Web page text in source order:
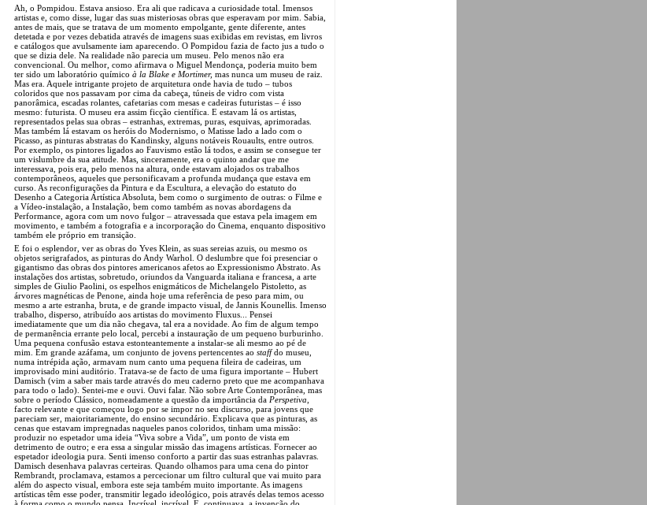
Ah, o Pompidou. Estava ansioso. Era ali que radicava a curiosidade total. Imensos
artistas e, como disse, lugar das suas misteriosas obras que esperavam por mim. Sabia,
antes de mais, que se tratava de um momento empolgante, gente diferente, antes
detetada e por vezes debatida através de imagens suas exibidas em revistas, em livros
e catálogos que avulsamente iam aparecendo. O Pompidou fazia de facto jus a tudo o
que se dizia dele. Na realidade não parecia um museu. Pelo menos não era
convencional. Ou melhor, como afirmava o Miguel Mendonça, poderia muito bem
ter sido um laboratório químico à la Blake e Mortimer, mas nunca um museu de raiz.
Mas era. Aquele intrigante projeto de arquitetura onde havia de tudo – tubos
coloridos que nos passavam por cima da cabeça, túneis de vidro com vista
panorâmica, escadas rolantes, cafetarias com mesas e cadeiras futuristas – é isso
mesmo: futurista. O museu era assim ficção científica. E estavam lá os artistas,
representados pelas sua obras – estranhas, extremas, puras, esquivas, aprimoradas.
Mas também lá estavam os heróis do Modernismo, o Matisse lado a lado com o
Picasso, as pinturas abstratas do Kandinsky, alguns notáveis Rouaults, entre outros.
Por exemplo, os pintores ligados ao Fauvismo estão lá todos, e assim se consegue ter
um vislumbre da sua atitude. Mas, sinceramente, era o quinto andar que me
interessava, pois era, pelo menos na altura, onde estavam alojados os trabalhos
contemporâneos, aqueles que personificavam a profunda mudança que estava em
curso. As reconfigurações da Pintura e da Escultura, a elevação do estatuto do
Desenho a Categoria Artística Absoluta, bem como o surgimento de outras: o Filme e
a Vídeo-instalação, a Instalação, bem como também as novas abordagens da
Performance, agora com um novo fulgor – atravessada que estava pela imagem em
movimento, e também a fotografia e a incorporação do Cinema, enquanto dispositivo
também ele próprio em transição.
E foi o esplendor, ver as obras do Yves Klein, as suas sereias azuis, ou mesmo os
objetos serigrafados, as pinturas do Andy Warhol. O deslumbre que foi presenciar o
gigantismo das obras dos pintores americanos afetos ao Expressionismo Abstrato. As
instalações dos artistas, sobretudo, oriundos da Vanguarda italiana e francesa, a arte
simples de Giulio Paolini, os espelhos enigmáticos de Michelangelo Pistoletto, as
árvores magnéticas de Penone, ainda hoje uma referência de peso para mim, ou
mesmo a arte estranha, bruta, e de grande impacto visual, de Jannis Kounellis. Imenso
trabalho, disperso, atribuído aos artistas do movimento Fluxus... Pensei
imediatamente que um dia não chegava, tal era a novidade. Ao fim de algum tempo
de permanência errante pelo local, percebi a instauração de um pequeno burburinho.
Uma pequena confusão estava estonteantemente a instalar-se ali mesmo ao pé de
mim. Em grande azáfama, um conjunto de jovens pertencentes ao staffdo museu,
numa intrépida ação, armavam num canto uma pequena fileira de cadeiras, um
improvisado mini auditório. Tratava-se de facto de uma figura importante – Hubert
Damisch (vim a saber mais tarde através do meu caderno preto que me acompanhava
para todo o lado). Sentei-me e ouvi. Ouvi falar. Não sobre Arte Contemporânea, mas
sobre o período Clássico, nomeadamente a questão da importância da Perspetiva
facto relevante e que começou logo por se impor no seu discurso, para jovens que
pareciam ser, maioritariamente, do ensino secundário. Explicava que as pinturas, as
cenas que estavam impregnadas naqueles panos coloridos, tinham uma missão:
produzir no espetador uma ideia “Viva sobre a Vida”, um ponto de vista em
detrimento de outro; e era essa a singular missão das imagens artísticas. Fornecer ao
espetador ideologia pura. Senti imenso conforto a partir das suas estranhas palavras.
Damisch desenhava palavras certeiras. Quando olhamos para uma cena do pintor
Rembrandt, proclamava, estamos a percecionar um filtro cultural que vai muito para
além do aspecto visual, embora este seja também muito importante. As imagens
artísticas têm esse poder, transmitir legado ideológico, pois através delas temos acesso